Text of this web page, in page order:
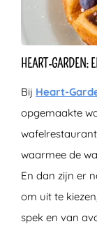
HEART-GARDEN:
Bij Heart-
opgemaakte
waarmee de
En dan zijn er
om uit te
spek en van